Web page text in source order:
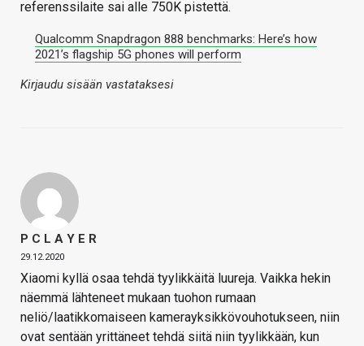
referenssilaite sai alle 750K pistettä.
Qualcomm Snapdragon 888 benchmarks: Here’s how
2021’s flagship 5G phones will perform
Kirjaudu sisään vastataksesi
P C L A Y E R
29.12.2020
Xiaomi kyllä osaa tehdä tyylikkäitä luureja. Vaikka hekin
näemmä lähteneet mukaan tuohon rumaan
neliö/laatikkomaiseen kamerayksikkövouhotukseen, niin
ovat sentään yrittäneet tehdä siitä niin tyylikkään, kun